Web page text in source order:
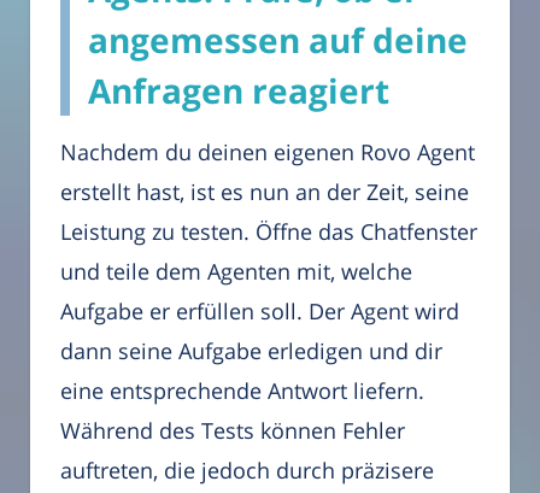
angemessen auf deine
Anfragen reagiert
Nachdem du deinen eigenen Rovo Agent
erstellt hast, ist es nun an der Zeit, seine
Leistung zu testen. Öffne das Chatfenster
und teile dem Agenten mit, welche
Aufgabe er erfüllen soll. Der Agent wird
dann seine Aufgabe erledigen und dir
eine entsprechende Antwort liefern.
Während des Tests können Fehler
auftreten, die jedoch durch präzisere